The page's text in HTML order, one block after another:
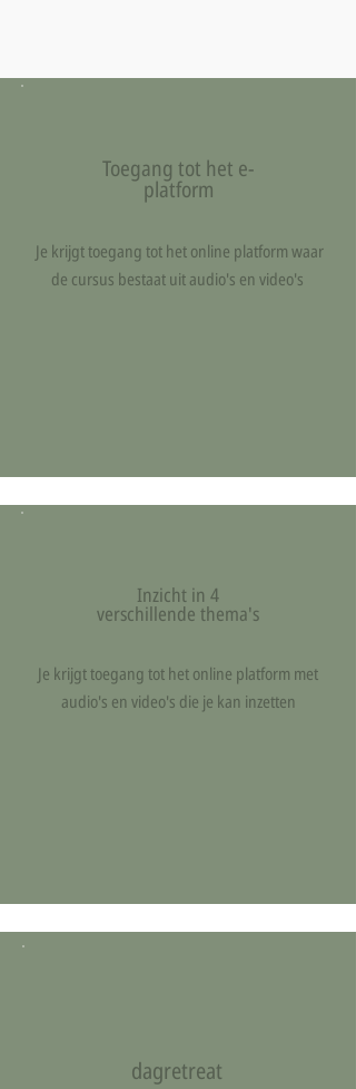
Toegang tot het e-
platform
Je krijgt toegang tot het online platform waar
de cursus bestaat uit audio's en video's
Inzicht in 4
verschillende thema's
Je krijgt toegang tot het online platform met
audio's en video's die je kan inzetten
dagretreat